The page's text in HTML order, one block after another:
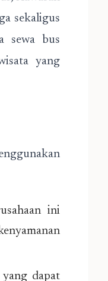
sekaligus
sewa bus
yang
ini
yang dapat